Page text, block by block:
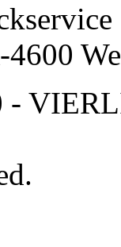
4600